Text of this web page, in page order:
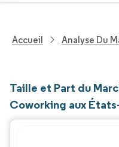
Accueil Analyse Du
Taille et Part du
Coworking aux